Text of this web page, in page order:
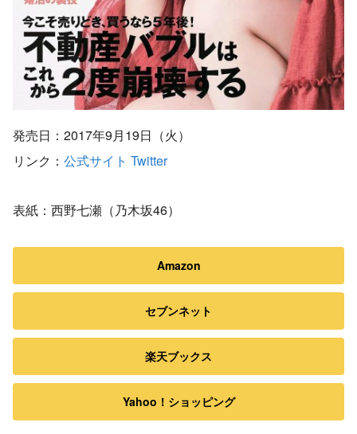
発売日：2017年9月19日（火）
リンク： 公式サイト Twitter
表紙：西野七瀬（乃木坂46）
Amazon
セブンネット
楽天ブックス
Yahoo！ショッピング